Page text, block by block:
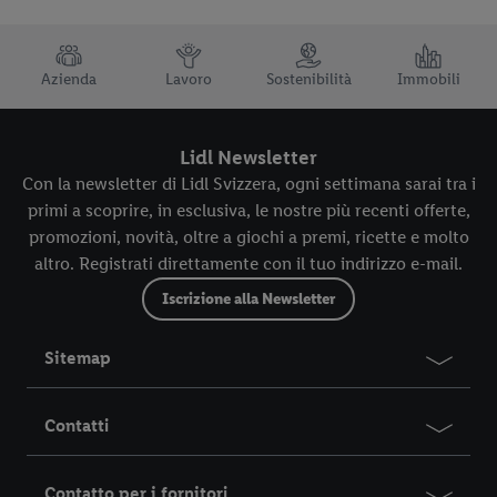
TRUSTBAR
Azienda Lavoro Sostenibilità Immobili
Lidl Newsletter
Con la newsletter di Lidl Svizzera, ogni settimana sarai tra i
primi a scoprire, in esclusiva, le nostre più recenti offerte,
promozioni, novità, oltre a giochi a premi, ricette e molto
altro. Registrati direttamente con il tuo indirizzo e-mail.
Iscrizione alla Newsletter
Sitemap
Contatti